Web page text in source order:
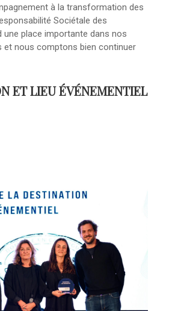
à la transformation des
Sociétale des
une place importante dans nos
nous comptons bien continuer
ET LIEU ÉVÉNEMENTIEL